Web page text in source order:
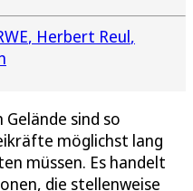
Herbert Reul
sind so
möglichst lang
müssen. Es handelt
die stellenweise